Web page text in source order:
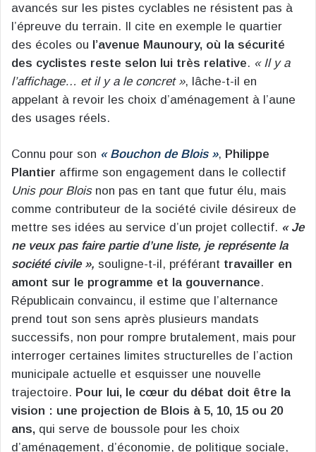
avancés sur les pistes cyclables ne résistent pas à
l’épreuve du terrain. Il cite en exemple le quartier
des écoles ou l’avenue Maunoury, où la sécurité
des cyclistes reste selon lui très relative. « Il y a
l’affichage… et il y a le concret », lâche-t-il en
appelant à revoir les choix d’aménagement à l’aune
des usages réels.
Connu pour son « Bouchon de Blois », Philippe
Plantier affirme son engagement dans le collectif
Unis pour Bloisnon pas en tant que futur élu, mais
comme contributeur de la société civile désireux de
mettre ses idées au service d’un projet collectif. « Je
ne veux pas faire partie d’une liste, je représente la
société civile », souligne-t-il, préférant travailler en
amont sur le programme et la gouvernance.
Républicain convaincu, il estime que l’alternance
prend tout son sens après plusieurs mandats
successifs, non pour rompre brutalement, mais pour
interroger certaines limites structurelles de l’action
municipale actuelle et esquisser une nouvelle
trajectoire. Pour lui, le cœur du débat doit être la
vision : une projection de Blois à 5, 10, 15 ou 20
ans, qui serve de boussole pour les choix
d’aménagement, d’économie, de politique sociale,